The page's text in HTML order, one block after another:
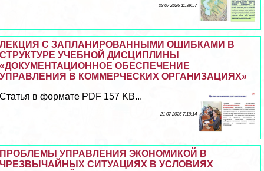
22 07 2026 11:39:57
ЛЕКЦИЯ С ЗАПЛАНИРОВАННЫМИ ОШИБКАМИ В
СТРУКТУРЕ УЧЕБНОЙ ДИСЦИПЛИНЫ
«ДОКУМЕНТАЦИОННОЕ ОБЕСПЕЧЕНИЕ
УПРАВЛЕНИЯ В КОММЕРЧЕСКИХ ОРГАНИЗАЦИЯХ»
Статья в формате PDF 157 KB...
21 07 2026 7:19:14
ПРОБЛЕМЫ УПРАВЛЕНИЯ ЭКОНОМИКОЙ В
ЧРЕЗВЫЧАЙНЫХ СИТУАЦИЯХ В УСЛОВИЯХ